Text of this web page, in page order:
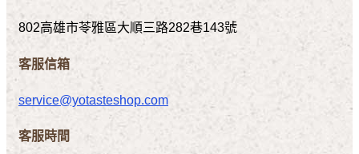
802高雄市苓雅區大順三路282巷143號
客服信箱
service@yotasteshop.com
客服時間